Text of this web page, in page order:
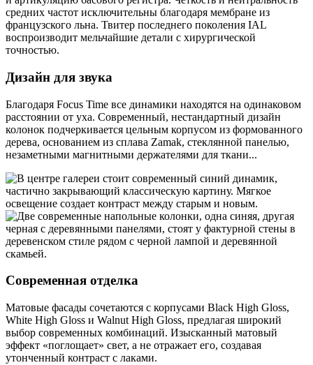
средних частот исключительны благодаря мембране из
французского льна. Твитер последнего поколения IAL
воспроизводит мельчайшие детали с хирургической
точностью.
Дизайн для звука
Благодаря Focus Time все динамики находятся на одинаковом
расстоянии от уха. Современный, нестандартный дизайн
колонок подчеркивается цельным корпусом из формованного
дерева, основанием из сплава Zamak, стеклянной панелью,
незаметными магнитными держателями для ткани...
Современная отделка
Матовые фасады сочетаются с корпусами Black High Gloss,
White High Gloss и Walnut High Gloss, предлагая широкий
выбор современных комбинаций. Изысканный матовый
эффект «поглощает» свет, а не отражает его, создавая
утонченный контраст с лаками.